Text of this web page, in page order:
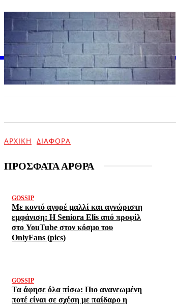
OFFICIAL
ΑΡΧΙΚΉ ΔΙΆΦΟΡΑ
ΠΡΟΣΦΑΤΑ ΑΡΘΡΑ
GOSSIP
Με κοντό αγορέ μαλλί και αγνώριστη
εμφάνιση: Η Seniora Elis από προφίλ
στο YouTube στον κόσμο του
OnlyFans (pics)
GOSSIP
Τα άφησε όλα πίσω: Πιο ανανεωμένη
ποτέ είναι σε σχέση με παίδαρο η